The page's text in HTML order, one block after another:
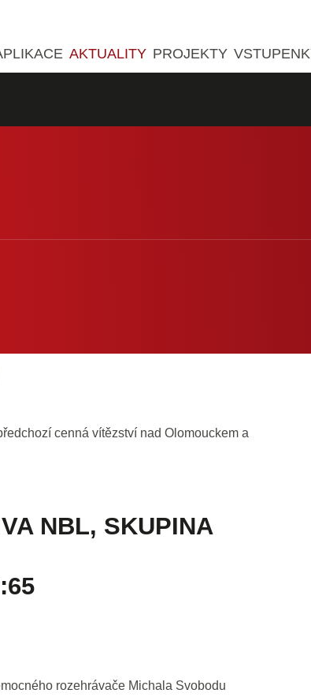
AKTUALITY PROJEKTY
cenná vítězství nad Olomouckem a
NBL, SKUPINA
rozehrávače Michala Svobodu